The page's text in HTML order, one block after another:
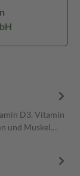
D3. Vitamin
und Muskel…